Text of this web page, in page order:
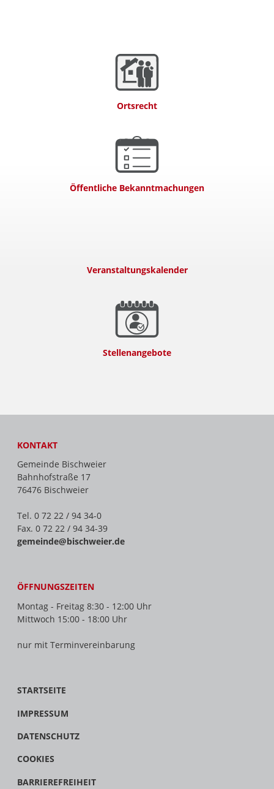
Ortsrecht
Öffentliche Bekanntmachungen
Veranstaltungskalender
Stellenangebote
KONTAKT
Gemeinde Bischweier
Bahnhofstraße 17
76476 Bischweier
Tel. 0 72 22 / 94 34-0
Fax. 0 72 22 / 94 34-39
gemeinde@bischweier.de
ÖFFNUNGSZEITEN
Montag - Freitag 8:30 - 12:00 Uhr
Mittwoch 15:00 - 18:00 Uhr
nur mit Terminvereinbarung
STARTSEITE
IMPRESSUM
DATENSCHUTZ
COOKIES
BARRIEREFREIHEIT